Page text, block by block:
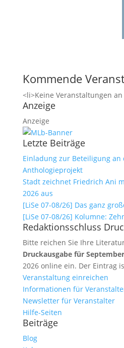
Kommende
<li>Keine Veranstaltungen
Anzeige
Anzeige
Letzte Beiträge
Einladung zur Beteiligung an
Anthologieprojekt
Stadt zeichnet Friedrich Ani
2026 aus
[LiSe 07-08/26] Das ganz
[LiSe 07-08/26] Kolumne:
Redaktionsschluss
Bitte reichen Sie Ihre
Druckausgabe für
2026 online ein. Der Eintrag
Veranstaltung einreichen
Informationen für
Newsletter für Veranstalter
Hilfe-Seiten
Beiträge
Blog